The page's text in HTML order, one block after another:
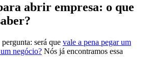
abrir empresa: o que
será que vale a pena pegar um
negócio? Nós já encontramos essa